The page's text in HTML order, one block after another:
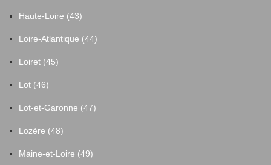
Haute-Loire (43)
Loire-Atlantique (44)
Loiret (45)
Lot (46)
Lot-et-Garonne (47)
Lozère (48)
Maine-et-Loire (49)